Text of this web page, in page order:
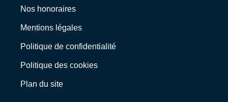
Nos honoraires
Mentions légales
Politique de confidentialité
Politique des cookies
Plan du site